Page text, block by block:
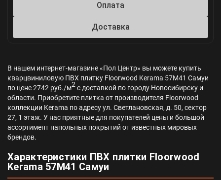
Оплата
Доставка
В нашем интернет-магазине «Пол Центр» вы можете купить
кварцвиниловую ПВХ плитку Floorwood Kerama 57М41 Самуи
по цене 2742 руб./м2с доставкой по городу Новосибирску и
области. Приобретите плитка от производителя Floorwood
коллекции Kerama по адресу ул. Светлановская, д. 50, сектор
27, 1 этаж. У нас приятные для покупателей цены и большой
ассортимент напольных покрытий от известных мировых
брендов.
Характеристики ПВХ плитки Floorwood
Kerama 57М41 Самуи